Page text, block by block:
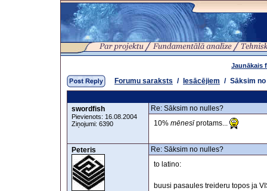
Jaunākais
Forumu saraksts / Iesācējiem / Sāksim
swordfish
Pievienots: 16.08.2004
Ziņojumi: 6390
Re: Sāksim no nulles?
10% mēnesīprotams...
Peteris
Re: Sāksim no nulles?
to latino:
buusi pasaules treideru topos ja